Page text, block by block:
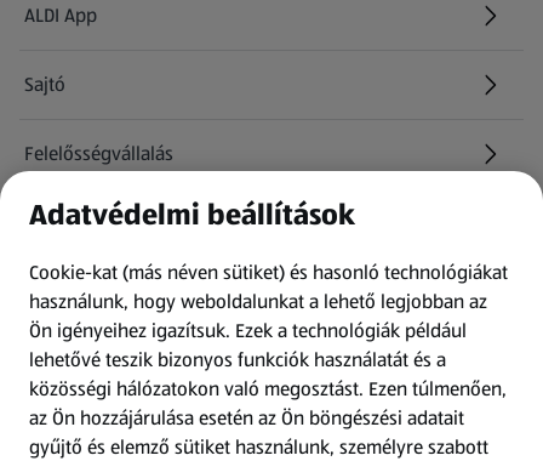
ALDI App
Sajtó
Felelősségvállalás
Információk
Kérdőív
Fizetési lehetőségek
ALDI utalványok
Adatvédelmi beállítások
Cookie-kat (más néven sütiket) és hasonló technológiákat
használunk, hogy weboldalunkat a lehető legjobban az
Ön igényeihez igazítsuk. Ezek a technológiák például
lehetővé teszik bizonyos funkciók használatát és a
közösségi hálózatokon való megosztást. Ezen túlmenően,
az Ön hozzájárulása esetén az Ön böngészési adatait
gyűjtő és elemző sütiket használunk, személyre szabott